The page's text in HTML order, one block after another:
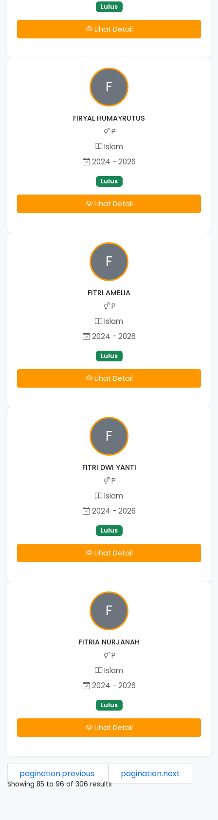
Lulus
Lihat Detail
F
FIRYAL HUMAYRUTUS
P
Islam
2024 - 2026
Lulus
Lihat Detail
F
FITRI AMELIA
P
Islam
2024 - 2026
Lulus
Lihat Detail
F
FITRI DWI YANTI
P
Islam
2024 - 2026
Lulus
Lihat Detail
F
FITRIA NURJANAH
P
Islam
2024 - 2026
Lulus
Lihat Detail
pagination.previous pagination.next
Showing85to96of306results